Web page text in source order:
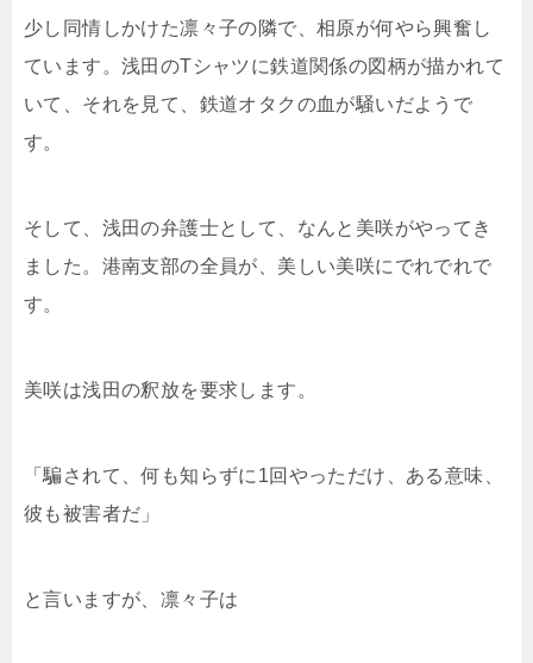
少し同情しかけた凛々子の隣で、相原が何やら興奮し
ています。浅田のTシャツに鉄道関係の図柄が描かれて
いて、それを見て、鉄道オタクの血が騒いだようで
す。
そして、浅田の弁護士として、なんと美咲がやってき
ました。港南支部の全員が、美しい美咲にでれでれで
す。
美咲は浅田の釈放を要求します。
「騙されて、何も知らずに1回やっただけ、ある意味、
彼も被害者だ」
と言いますが、凛々子は